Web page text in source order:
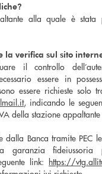
alla quale è stata
la verifica sul sito
il controllo
essere in
essere richieste solo
, indicando le
della stazione
dalla Banca tramite PEC
garanzia fideiussoria
link: https://